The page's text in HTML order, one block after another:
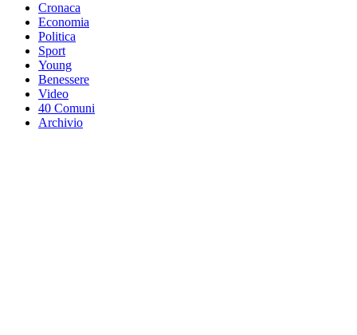
Cronaca
Economia
Politica
Sport
Young
Benessere
Video
40 Comuni
Archivio